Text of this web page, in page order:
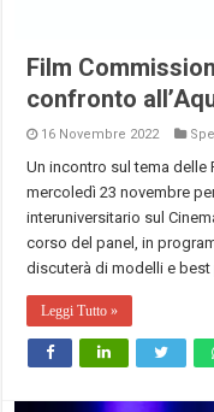
Film
confronto
16 Novembre 2022
Un incontro sul tema delle
mercoledì 23 novembre
interuniversitario sul
corso del panel, in
discuterà di modelli e
Leggi Tutto »